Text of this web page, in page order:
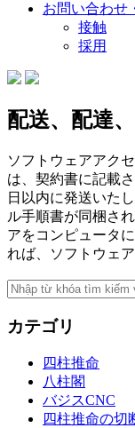
お問い合わせ
接触
採用
配送、配達
ソフトウェアアク
は、契約書に記載
日以内に発送いた
ル手順書が同梱さ
アをコンピュータ
れば、ソフトウェ
カテゴリ
四柱推命
八柱閣
バジスCNC
四柱推命の切